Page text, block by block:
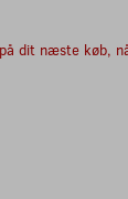
dit næste køb,